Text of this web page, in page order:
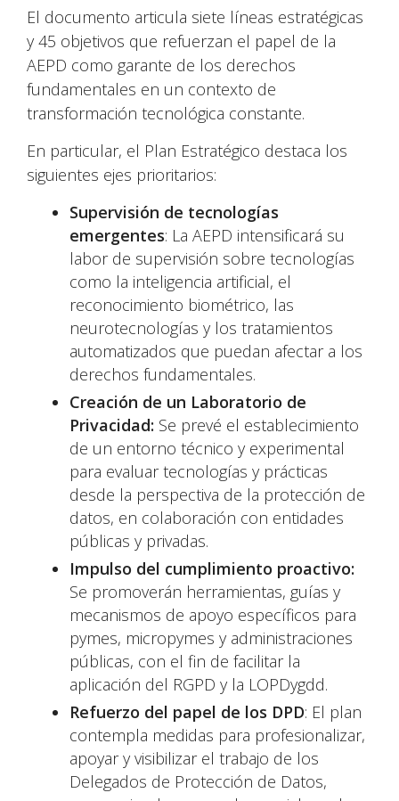
El documento articula siete líneas estratégicas
y 45 objetivos que refuerzan el papel de la
AEPD como garante de los derechos
fundamentales en un contexto de
transformación tecnológica constante.
En particular, el Plan Estratégico destaca los
siguientes ejes prioritarios:
Supervisión de tecnologías
emergentes: La AEPD intensificará su
labor de supervisión sobre tecnologías
como la inteligencia artificial, el
reconocimiento biométrico, las
neurotecnologías y los tratamientos
automatizados que puedan afectar a los
derechos fundamentales.
Creación de un Laboratorio de
Privacidad: Se prevé el establecimiento
de un entorno técnico y experimental
para evaluar tecnologías y prácticas
desde la perspectiva de la protección de
datos, en colaboración con entidades
públicas y privadas.
Impulso del cumplimiento proactivo:
Se promoverán herramientas, guías y
mecanismos de apoyo específicos para
pymes, micropymes y administraciones
públicas, con el fin de facilitar la
aplicación del RGPD y la LOPDygdd.
Refuerzo del papel de los DPD: El plan
contempla medidas para profesionalizar,
apoyar y visibilizar el trabajo de los
Delegados de Protección de Datos,